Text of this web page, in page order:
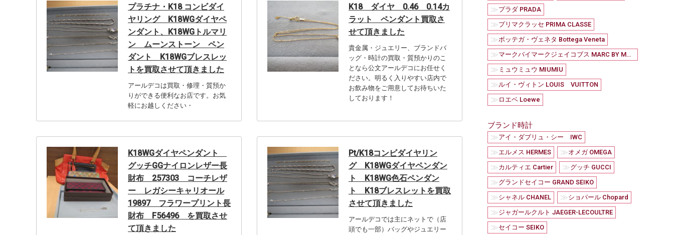
プラチナ・K18 コンビダイ
ヤリング K18WGダイヤペ
ンダント、K18WGトルマリ
ン ムーンストーン ペン
ダント K18WGブレスレッ
トを買取させて頂きました
アールデコは買取・修理・質預か
りができる便利なお店です。お気
軽にお越しください・
K18 ダイヤ 0.46 0.14カ
ラット ペンダント買取さ
せて頂きました
貴金属・ジュエリー、ブランドバ
ッグ・時計の買取・質預かりのこ
となら公文アールデコにお任せく
ださい。明るく入りやすい店内で
お飲み物をご用意してお待ちいた
しております！
K18WGダイヤペンダント
グッチGGナイロンレザー長
財布 257303 コーチレザ
ー レガシーキャリオール
19897 フラワープリント長
財布 F56496 を買取させ
て頂きました
Pt/K18コンビダイヤリン
グ K18WGダイヤペンダン
ト K18WG色石ペンダン
ト K18ブレスレットを買取
させて頂きました
アールデコでは主にネットで（店
頭でも一部）バッグやジュエリー
≫プラダ PRADA
≫プリマクラッセ PRIMA CLASSE
≫ボッテガ・ヴェネタ Bottega Veneta
≫ マークバイマークジェイコブス MARC BY MARC JACOBS
≫ ミュウミュウ MIUMIU
≫ルイ・ヴィトン LOUIS VUITTON
≫ ロエベ Loewe
ブランド時計
≫アイ・ダブリュ・シー IWC
≫エルメス HERMES ≫オメガ OMEGA
≫カルティエ Cartier ≫グッチ GUCCI
≫グランドセイコー GRAND SEIKO
≫シャネル CHANEL ≫ショパール Chopard
≫ジャガールクルト JAEGER-LECOULTRE
≫セイコー SEIKO